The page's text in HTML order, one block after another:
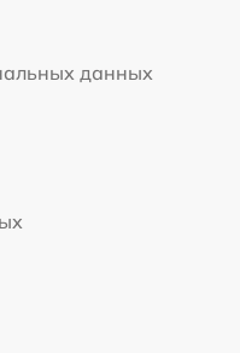
данных